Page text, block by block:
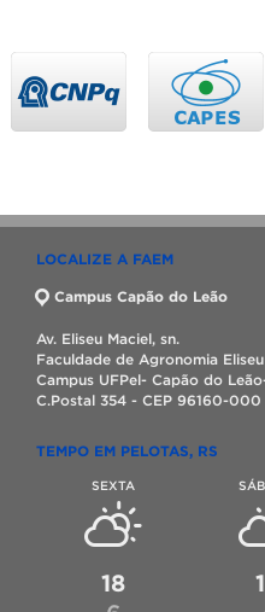
LOCALIZE A FAEM
Campus Capão do Leão
Av. Eliseu Maciel, sn.
Faculdade de Agronomia
Campus UFPel- Capão do
C.Postal 354 - CEP 96160-000
TEMPO EM PELOTAS, RS
SEXTA
18